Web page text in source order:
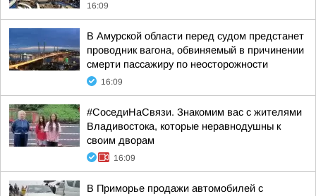
16:09
В Амурской области перед судом предстанет
проводник вагона, обвиняемый в причинении
смерти пассажиру по неосторожности
16:09
#СоседиНаСвязи. Знакомим вас с жителями
Владивостока, которые неравнодушны к
своим дворам
16:09
В Приморье продажи автомобилей с